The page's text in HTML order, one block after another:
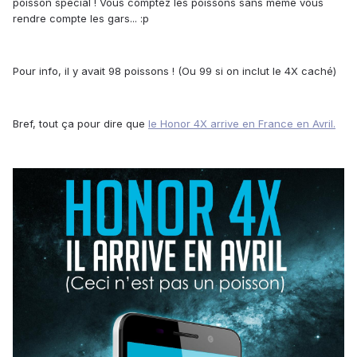
poisson spécial ! Vous comptez les poissons sans même vous
rendre compte les gars... :p
Pour info, il y avait 98 poissons ! (Ou 99 si on inclut le 4X caché)
Bref, tout ça pour dire que le Honor 4X arrive en France en Avril.